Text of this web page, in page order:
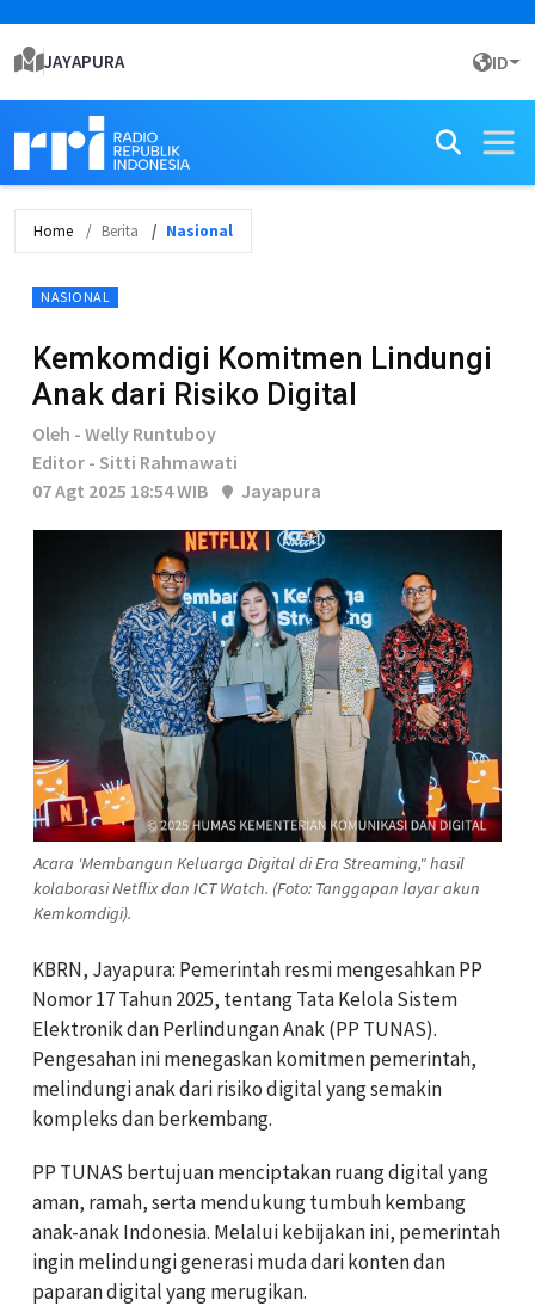
JAYAPURA ID
Home Berita Nasional
NASIONAL
Kemkomdigi Komitmen Lindungi
Anak dari Risiko Digital
Oleh - Welly Runtuboy
Editor - Sitti Rahmawati
07 Agt 2025 18:54 WIB
Jayapura
Acara 'Membangun Keluarga Digital di Era Streaming," hasil
kolaborasi Netflix dan ICT Watch. (Foto: Tanggapan layar akun
Kemkomdigi).
KBRN, Jayapura: Pemerintah resmi mengesahkan PP
Nomor 17 Tahun 2025, tentang Tata Kelola Sistem
Elektronik dan Perlindungan Anak (PP TUNAS).
Pengesahan ini menegaskan komitmen pemerintah,
melindungi anak dari risiko digital yang semakin
kompleks dan berkembang.
PP TUNAS bertujuan menciptakan ruang digital yang
aman, ramah, serta mendukung tumbuh kembang
anak-anak Indonesia. Melalui kebijakan ini, pemerintah
ingin melindungi generasi muda dari konten dan
paparan digital yang merugikan.